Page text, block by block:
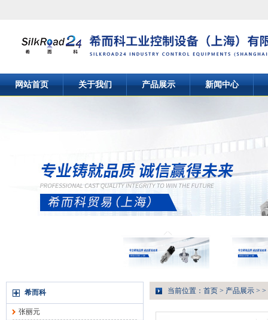
网站首页 关于我们 产品展示 新闻中心
希而科
张丽元
当前位置： 首页 > 产品展示 > >